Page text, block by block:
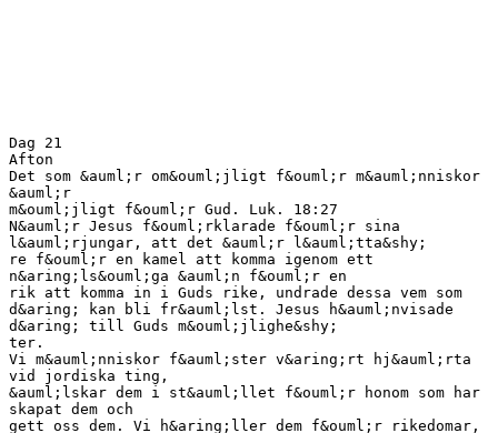
Dag 21
Afton
Det som &auml;r om&ouml;jligt f&ouml;r m&auml;nniskor
&auml;r
m&ouml;jligt f&ouml;r Gud. Luk. 18:27
N&auml;r Jesus f&ouml;rklarade f&ouml;r sina
l&auml;rjungar, att det &auml;r l&auml;tta&shy;
re f&ouml;r en kamel att komma igenom ett
n&aring;ls&ouml;ga &auml;n f&ouml;r en
rik att komma in i Guds rike, undrade dessa vem som
d&aring; kan bli fr&auml;lst. Jesus h&auml;nvisade
d&aring; till Guds m&ouml;jlighe&shy;
ter.
Vi m&auml;nniskor f&auml;ster v&aring;rt hj&auml;rta
vid jordiska ting,
&auml;lskar dem i st&auml;llet f&ouml;r honom som har
skapat dem och
gett oss dem. Vi h&aring;ller dem f&ouml;r rikedomar,